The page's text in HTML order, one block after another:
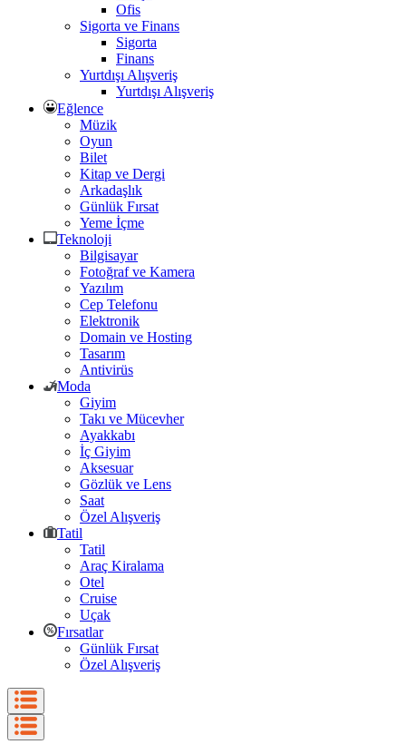
Ofis
Sigorta ve Finans
Sigorta
Finans
Yurtdışı Alışveriş
Yurtdışı Alışveriş
Eğlence
Müzik
Oyun
Bilet
Kitap ve Dergi
Arkadaşlık
Günlük Fırsat
Yeme İçme
Teknoloji
Bilgisayar
Fotoğraf ve Kamera
Yazılım
Cep Telefonu
Elektronik
Domain ve Hosting
Tasarım
Antivirüs
Moda
Giyim
Takı ve Mücevher
Ayakkabı
İç Giyim
Aksesuar
Gözlük ve Lens
Saat
Özel Alışveriş
Tatil
Tatil
Araç Kiralama
Otel
Cruise
Uçak
Fırsatlar
Günlük Fırsat
Özel Alışveriş